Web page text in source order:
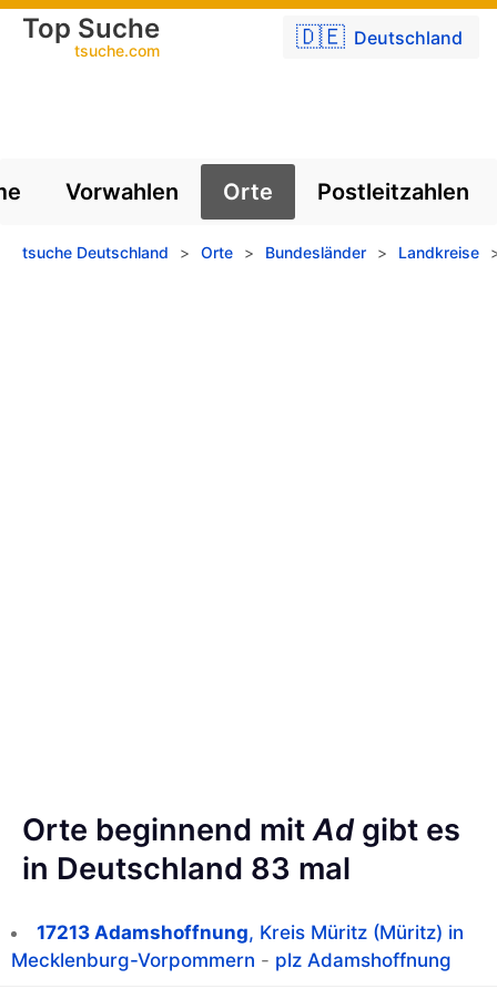
🇩🇪 Deutschland
Top Suche
tsuche.com
Vorwahlen Orte Postleitzahlen
tsuche Deutschland > Orte > Bundesländer > Landkreise
Orte beginnend mitAdgibt es
in Deutschland 83 mal
17213 Adamshoffnung, Kreis Müritz (Müritz) in
Mecklenburg-Vorpommern - plz Adamshoffnung